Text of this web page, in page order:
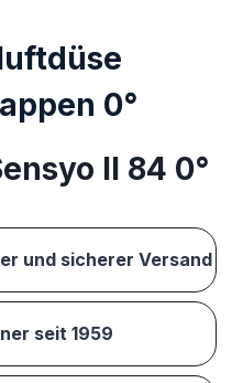
0°
II 84 0°
und sicherer Versand
seit 1959